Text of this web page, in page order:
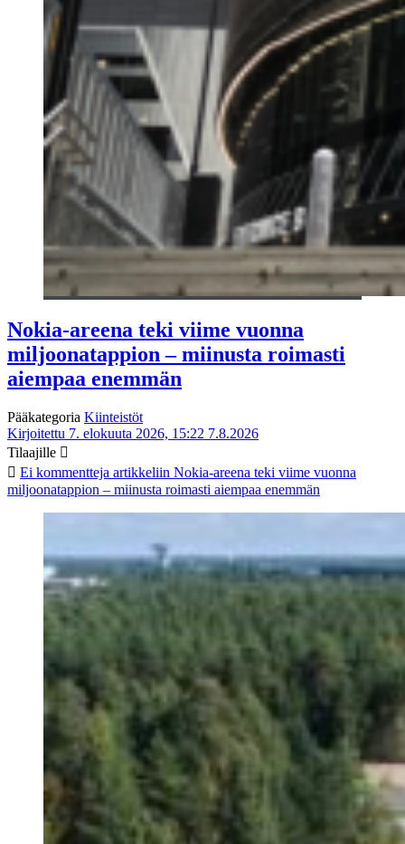
Nokia-areena teki viime vuonna
miljoonatappion – miinusta roimasti
aiempaa enemmän
Pääkategoria Kiinteistöt
Kirjoitettu 7. elokuuta 2026, 15:22 7.8.2026
Tilaajille
Ei kommentteja artikkeliin Nokia-areena teki viime vuonna
miljoonatappion – miinusta roimasti aiempaa enemmän